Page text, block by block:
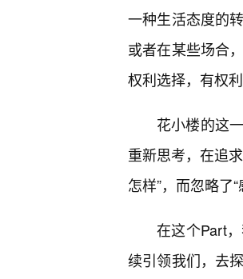
一种生活态度的
或者在某些场合
权利选择，有权
花小楼的这
重新思考，在追
怎样”，而忽略了“
在这个Part
续引领我们，去